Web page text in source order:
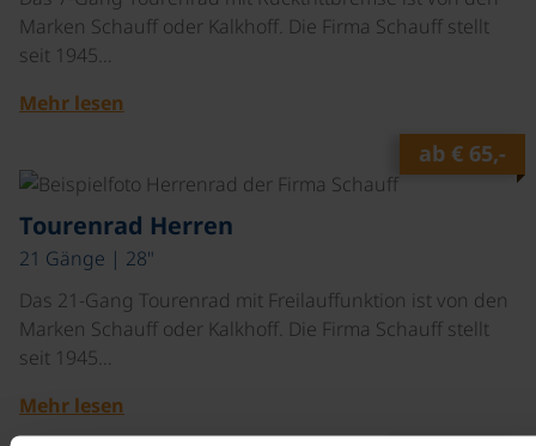
Marken Schauff oder Kalkhoff. Die Firma Schauff stellt
seit 1945…
Mehr lesen
ab € 65,-
Tourenrad Herren
21 Gänge | 28"
Das 21-Gang Tourenrad mit Freilauffunktion ist von den
Marken Schauff oder Kalkhoff. Die Firma Schauff stellt
seit 1945…
Mehr lesen